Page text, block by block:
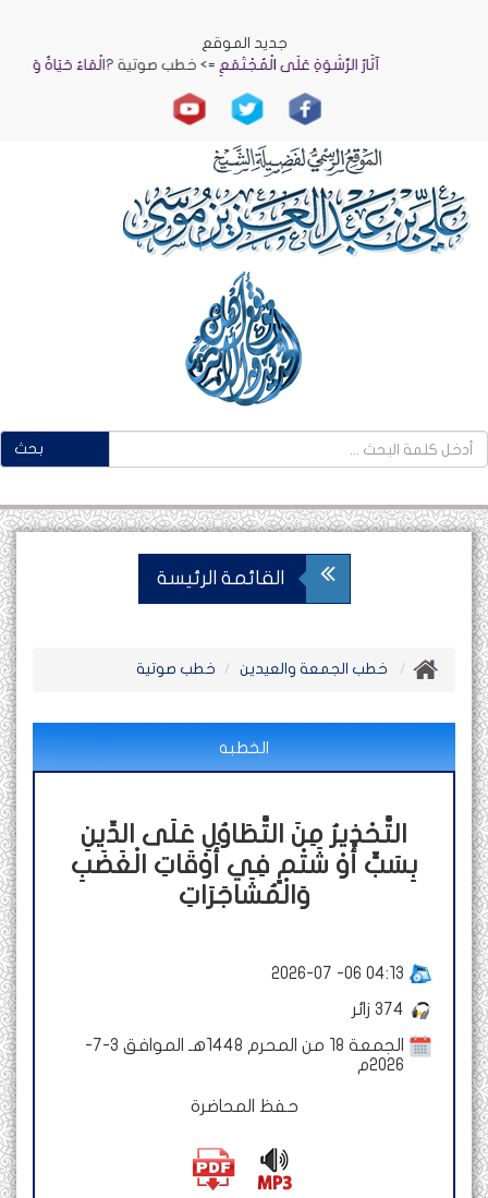
جديد الموقع
الْمَاءُ حَيَاةٌ وَنَمَاءٌ
آثَارُ الرِّشْوَةِ عَلَى الْمُجْتَمَعِ=> خطب صوتية ?
بحث
القائمة الرئيسة
خطب الجمعة والعيدين خطب صوتية
الخطبه
التَّحْذِيرُ مِنَ التَّطَاوُلِ عَلَى الدِّينِ
بِسَبٍّ أَوْ شَتْمٍ فِي أَوْقَاتِ الْغَضَبِ
وَالْمُشَاجَرَاتِ
2026-07 -06 04:13
374 زائر
الجمعة 18 من المحرم 1448هـ الموافق 3-7-
2026م
حفظ المحاضرة